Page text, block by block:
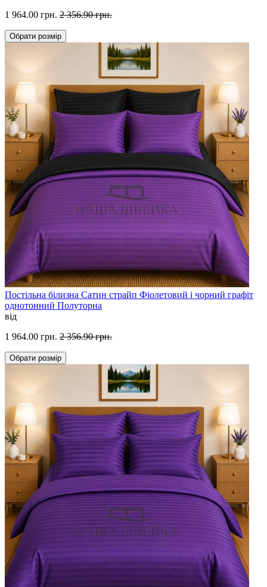
1 964.00 грн. 2 356.90 грн.
Обрати розмір
Постільна білизна Сатин страйп Фіолетовий і чорний графіт
однотонний Полуторна
від
1 964.00 грн. 2 356.90 грн.
Обрати розмір